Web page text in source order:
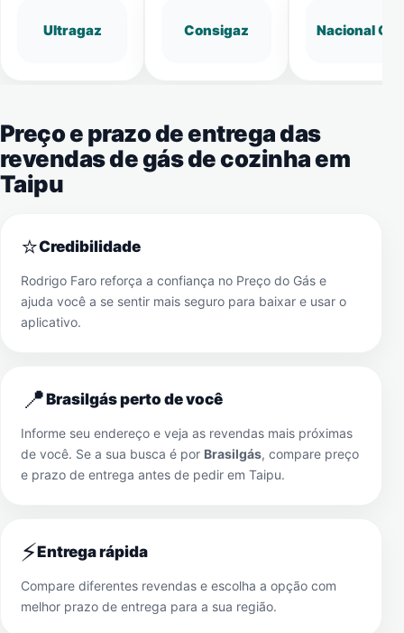
Ultragaz Consigaz Nacional Gás
Preço e prazo de entrega das
revendas de gás de cozinha em
Taipu
⭐Credibilidade
Rodrigo Faro reforça a confiança no Preço do Gás e
ajuda você a se sentir mais seguro para baixar e usar o
aplicativo.
📍Brasilgás perto de você
Informe seu endereço e veja as revendas mais próximas
de você. Se a sua busca é por Brasilgás, compare preço
e prazo de entrega antes de pedir em Taipu.
⚡Entrega rápida
Compare diferentes revendas e escolha a opção com
melhor prazo de entrega para a sua região.